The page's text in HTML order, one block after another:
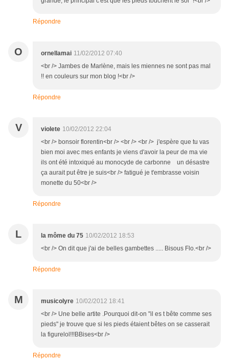
Répondre
O ornellamai 11/02/2012 07:40
<br /> Jambes de Marlène, mais les miennes ne sont pas mal
!! en couleurs sur mon blog !<br />
Répondre
V violete 10/02/2012 22:04
<br /> bonsoir florentin<br /> <br /> <br /> j'espère que tu vas
bien moi avec mes enfants je viens d'avoir la peur de ma vie
ils ont été intoxiqué au monocyde de carbonne un désastre
ça aurait put être je suis<br /> fatigué je t'embrasse voisin
monette du 50<br />
Répondre
L la môme du 75 10/02/2012 18:53
<br /> On dit que j'ai de belles gambettes ..... Bisous Flo.<br />
Répondre
M musicolyre 10/02/2012 18:41
<br /> Une belle artite .Pourquoi dit-on "il es t bête comme ses
pieds" je trouve que si les pieds étaient bêtes on se casserait
la figurelol!!!BBises<br />
Répondre